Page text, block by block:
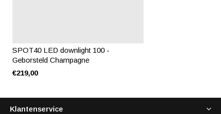
SPOT40 LED downlight 100 -
Geborsteld Champagne
€219,00
Klantenservice